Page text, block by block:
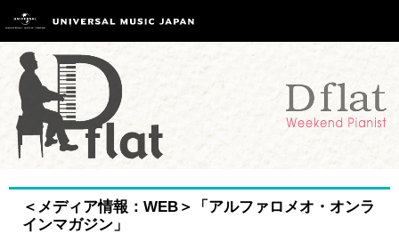
＜メディア情報：WEB＞「アルファロメオ・オンラ
インマガジン」